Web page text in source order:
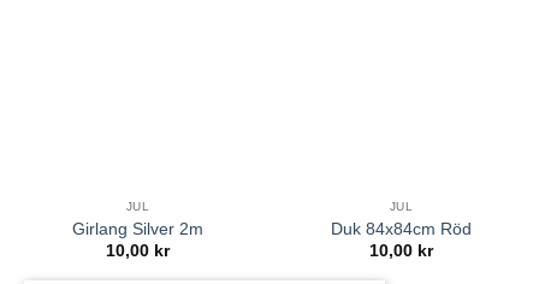
JUL
Girlang Silver 2m
10,00 kr
JUL
Duk 84x84cm Röd
10,00 kr